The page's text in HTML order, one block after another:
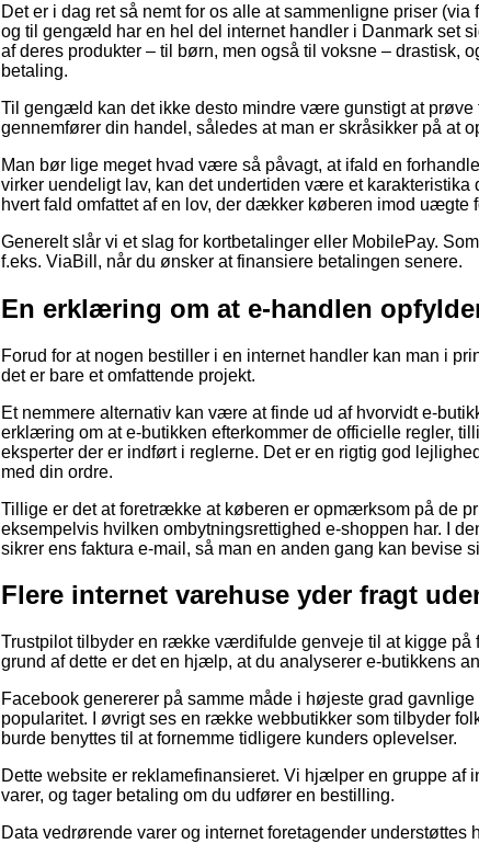
Det er i dag ret så nemt for os alle at sammenligne priser
og til gengæld har en hel del internet handler i Danmark set
af deres produkter – til børn, men også til voksne – drastisk,
betaling.
Til gengæld kan det ikke desto mindre være gunstigt at
gennemfører din handel, således at man er skråsikker på at
Man bør lige meget hvad være så påvagt, at ifald en
virker uendeligt lav, kan det undertiden være et
hvert fald omfattet af en lov, der dækker køberen imod uægte
Generelt slår vi et slag for kortbetalinger eller MobilePay.
f.eks. ViaBill, når du ønsker at finansiere betalingen senere.
En erklæring om at e-handlen
Forud for at nogen bestiller i en internet handler kan man i
det er bare et omfattende projekt.
Et nemmere alternativ kan være at finde ud af hvorvidt e-
erklæring om at e-butikken efterkommer de officielle regler,
eksperter der er indført i reglerne. Det er en rigtig god
med din ordre.
Tillige er det at foretrække at køberen er opmærksom på de
eksempelvis hvilken ombytningsrettighed e-shoppen har. I
sikrer ens faktura e-mail, så man en anden gang kan bevise
Flere internet varehuse yder fragt
Trustpilot tilbyder en række værdifulde genveje til at kigge på
grund af dette er det en hjælp, at du analyserer e-butikkens
Facebook genererer på samme måde i højeste grad
popularitet. I øvrigt ses en række webbutikker som tilbyder
burde benyttes til at fornemme tidligere kunders oplevelser.
Dette website er reklamefinansieret. Vi hjælper en gruppe af
varer, og tager betaling om du udfører en bestilling.
Data vedrørende varer og internet foretagender